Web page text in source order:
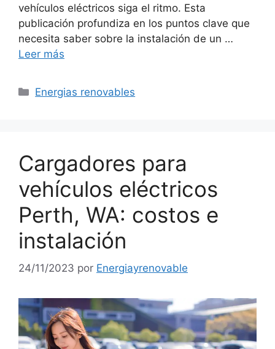
vehículos eléctricos siga el ritmo. Esta
publicación profundiza en los puntos clave que
necesita saber sobre la instalación de un …
Leer más
Categorías
Energias renovables
Cargadores para
vehículos eléctricos
Perth, WA: costos e
instalación
24/11/2023 por Energiayrenovable